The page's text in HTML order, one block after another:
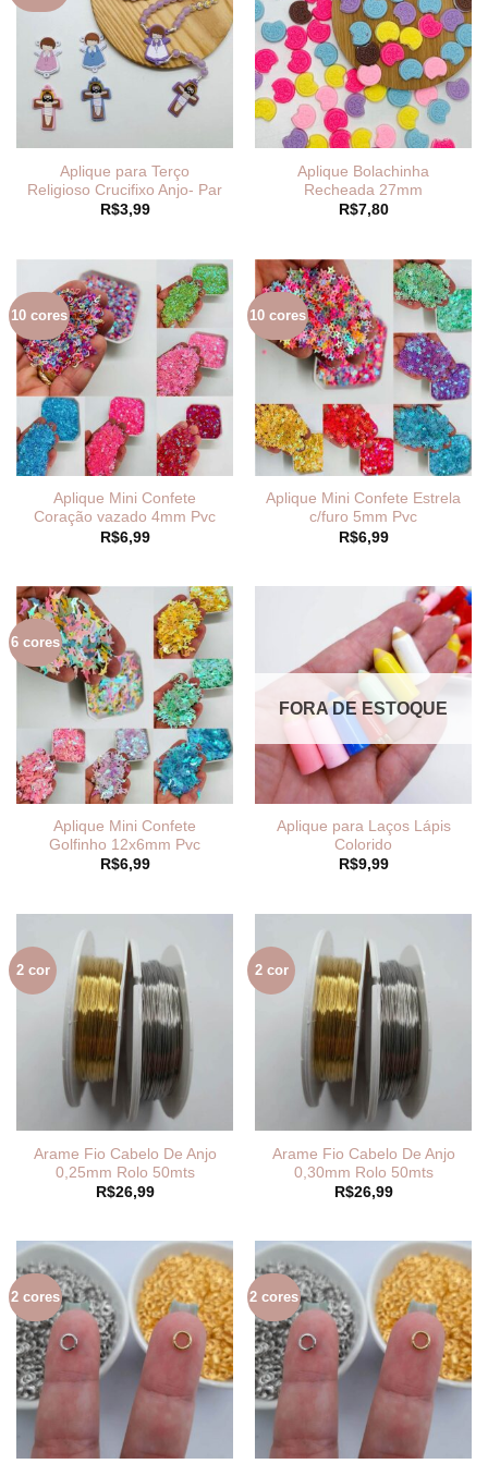
Aplique para Terço
Religioso Crucifixo Anjo- Par
R$3,99
Aplique Bolachinha
Recheada 27mm
R$7,80
10 cores
Aplique Mini Confete
Coração vazado 4mm Pvc
R$6,99
10 cores
Aplique Mini Confete Estrela
c/furo 5mm Pvc
R$6,99
6 cores
Aplique Mini Confete
Golfinho 12x6mm Pvc
R$6,99
FORA DE ESTOQUE
Aplique para Laços Lápis
Colorido
R$9,99
2 cor
Arame Fio Cabelo De Anjo
0,25mm Rolo 50mts
R$26,99
2 cor
Arame Fio Cabelo De Anjo
0,30mm Rolo 50mts
R$26,99
2 cores 2 cores